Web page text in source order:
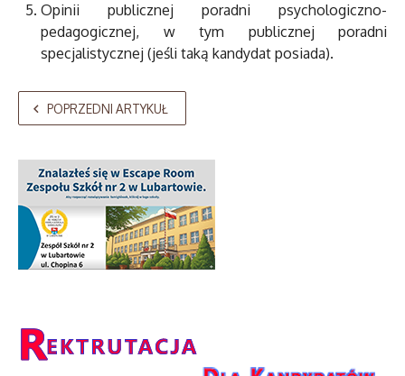
Opinii publicznej poradni psychologiczno-
pedagogicznej, w tym publicznej poradni
specjalistycznej (jeśli taką kandydat posiada).
POPRZEDNI ARTYKUŁ